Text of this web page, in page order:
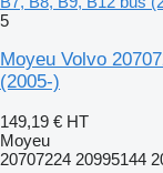
5
Moyeu Volvo
(2005-)
149,19 € HT
Moyeu
20707224 20995144